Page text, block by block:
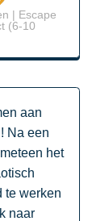
| Escape
(6-10
aan
Na een
het
te werken
naar